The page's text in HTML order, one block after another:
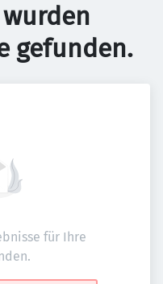
gefunden.
für Ihre